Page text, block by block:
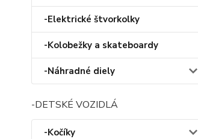
-Elektrické štvorkolky
-Kolobežky a skateboardy
-Náhradné diely
-DETSKÉ VOZIDLÁ
-Kočíky